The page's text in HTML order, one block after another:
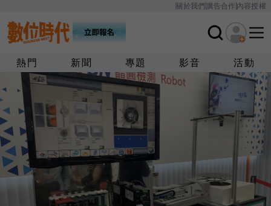
關於我們廣告合作內容授權
熱門 新聞 專題 影音 活動